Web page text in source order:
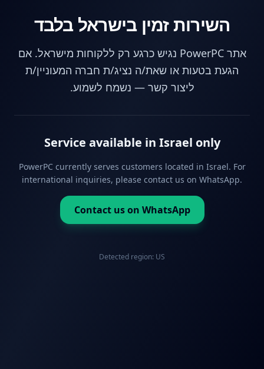
השירות זמין בישראל בלבד
אתר PowerPC נגיש כרגע רק ללקוחות מישראל. אם
הגעת בטעות או שאת/ה נציג/ת חברה המעוניין/ת
ליצור קשר — נשמח לשמוע.
Service available in Israel only
PowerPC currently serves customers located in Israel. For
international inquiries, please contact us on WhatsApp.
Contact us on WhatsApp
Detected region: US